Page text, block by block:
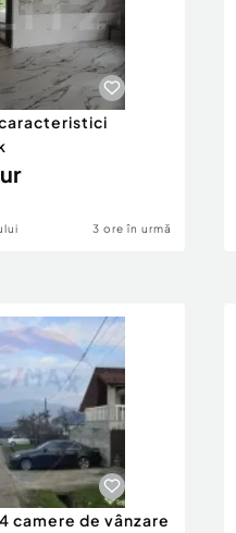
3 ore în urmă
camere de vânzare